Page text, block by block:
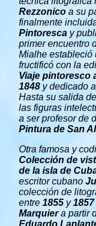
Rezzonico a su
finalmente
Pintoresca y
primer encuentro
Mialhe estableció
fructificó con la
Viaje pintoresco
1848 y dedicado
Hasta su salida
las figuras
a ser profesor de
Pintura de San
Otra famosa y
Colección de
de la isla de
escritor cubano
colección de
entre 1855 y1857
Marquiera partir
Eduardo